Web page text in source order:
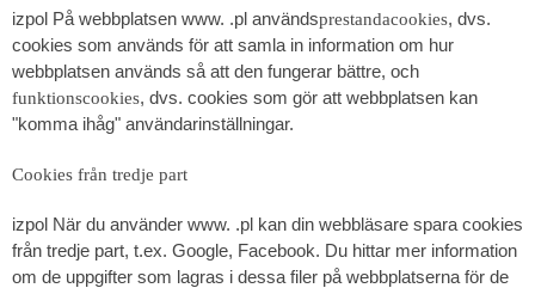
izpol På webbplatsen www. .pl användsprestandacookies, dvs.
cookies som används för att samla in information om hur
webbplatsen används så att den fungerar bättre, och
funktionscookies, dvs. cookies som gör att webbplatsen kan
"komma ihåg" användarinställningar.
Cookies från tredje part
izpol När du använder www. .pl kan din webbläsare spara cookies
från tredje part, t.ex. Google, Facebook. Du hittar mer information
om de uppgifter som lagras i dessa filer på webbplatserna för de